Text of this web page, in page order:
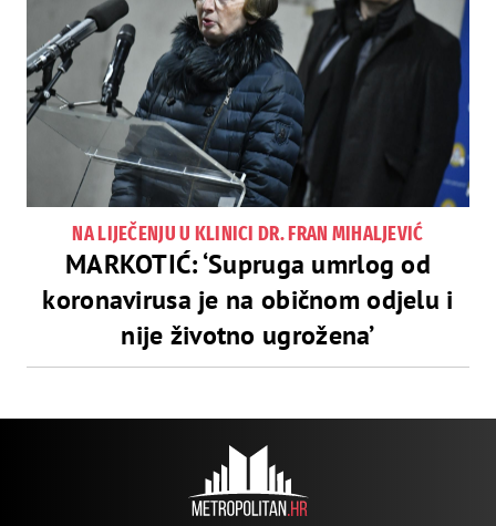
NA LIJEČENJU U KLINICI DR. FRAN MIHALJEVIĆ
MARKOTIĆ: ‘Supruga umrlog od
koronavirusa je na običnom odjelu i
nije životno ugrožena’